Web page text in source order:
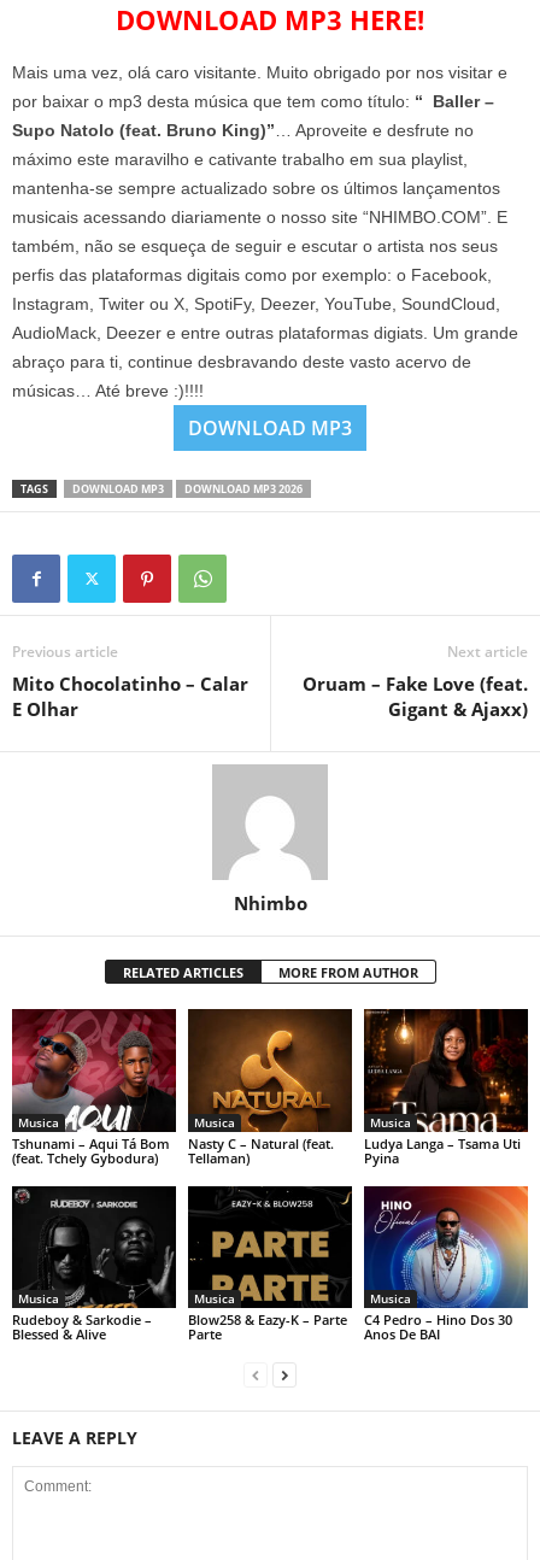
DOWNLOAD MP3 HERE!
Mais uma vez, olá caro visitante. Muito obrigado por nos visitar e
por baixar o mp3 desta música que tem como título: “ Baller –
Supo Natolo (feat. Bruno King)” … Aproveite e desfrute no
máximo este maravilho e cativante trabalho em sua playlist,
mantenha-se sempre actualizado sobre os últimos lançamentos
musicais acessando diariamente o nosso site “NHIMBO.COM”. E
também, não se esqueça de seguir e escutar o artista nos seus
perfis das plataformas digitais como por exemplo: o Facebook,
Instagram, Twiter ou X, SpotiFy, Deezer, YouTube, SoundCloud,
AudioMack, Deezer e entre outras plataformas digiats. Um grande
abraço para ti, continue desbravando deste vasto acervo de
músicas… Até breve :)!!!!
DOWNLOAD MP3
TAGS DOWNLOAD MP3 DOWNLOAD MP3 2026
Previous article
Mito Chocolatinho – Calar
E Olhar
Next article
Oruam – Fake Love (feat.
Gigant & Ajaxx)
Nhimbo
RELATED ARTICLES MORE FROM AUTHOR
Musica
Tshunami – Aqui Tá Bom
(feat. Tchely Gybodura)
Musica
Nasty C – Natural (feat.
Tellaman)
Musica
Ludya Langa – Tsama Uti
Pyina
Musica
Rudeboy & Sarkodie –
Blessed & Alive
Musica
Blow258 & Eazy-K – Parte
Parte
Musica
C4 Pedro – Hino Dos 30
Anos De BAI
LEAVE A REPLY